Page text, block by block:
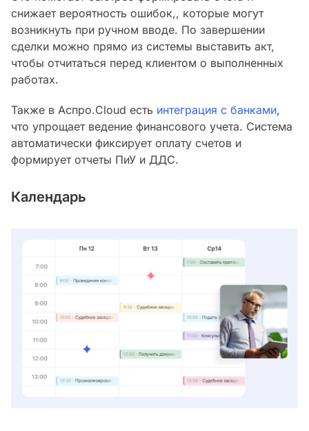
снижает вероятность ошибок,, которые могут
возникнуть при ручном вводе. По завершении
сделки можно прямо из системы выставить акт,
чтобы отчитаться перед клиентом о выполненных
работах.
Также в Аспро.Cloud есть интеграция с банками,
что упрощает ведение финансового учета. Система
автоматически фиксирует оплату счетов и
формирует отчеты ПиУ и ДДС.
Календарь